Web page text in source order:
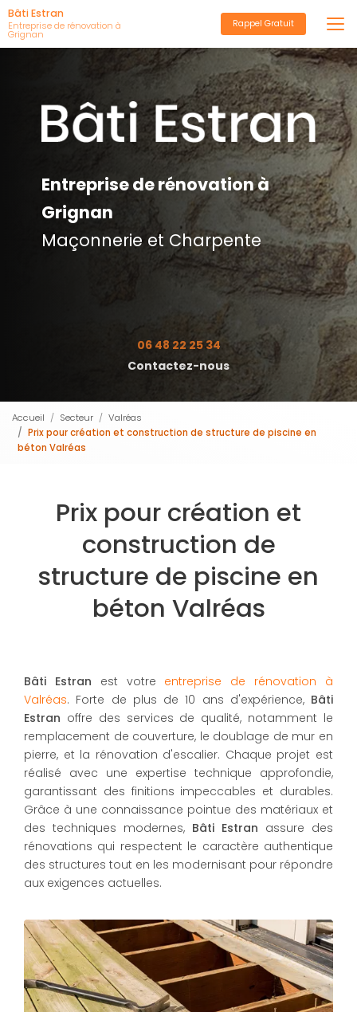
Aller
au
contenu
Bâti Estran
Entreprise de rénovation à
Grignan
Rappel Gratuit
Entreprise de rénovation à
Grignan
Maçonnerie et Charpente
06 48 22 25 34
Contactez-nous
Accueil Secteur
Valréas
Prix pour création et construction de structure de piscine en
béton Valréas
Prix pour création et
construction de
structure de piscine en
béton Valréas
Bâti Estran est votre entreprise de rénovation à
Valréas. Forte de plus de 10 ans d'expérience, Bâti
Estran offre des services de qualité, notamment le
remplacement de couverture, le doublage de mur en
pierre, et la rénovation d'escalier. Chaque projet est
réalisé avec une expertise technique approfondie,
garantissant des finitions impeccables et durables.
Grâce à une connaissance pointue des matériaux et
des techniques modernes, Bâti Estran assure des
rénovations qui respectent le caractère authentique
des structures tout en les modernisant pour répondre
aux exigences actuelles.